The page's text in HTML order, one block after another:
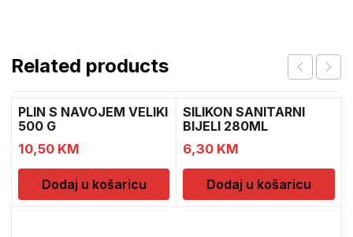
Related products
PLIN S NAVOJEM VELIKI
500 G
10,50 KM
Dodaj u košaricu
SILIKON SANITARNI
BIJELI 280ML
6,30 KM
Dodaj u košaricu